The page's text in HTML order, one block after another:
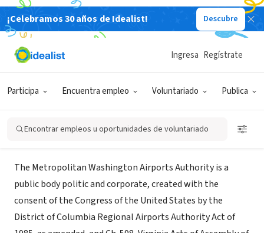
¡Celebramos 30 años de Idealist! Descubre
Participa Encuentra empleo Voluntariado Publica
Ingresa Regístrate
Encontrar empleos u oportunidades de voluntariado
GOBIERNO
Metropolitan Washington Airports
Authority
Arlington, VA www.mwaa.com/
Acerca de
The Metropolitan Washington Airports Authority is a
public body politic and corporate, created with the
consent of the Congress of the United States by the
District of Columbia Regional Airports Authority Act of